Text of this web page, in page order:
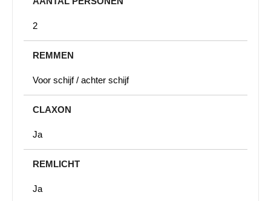
2
REMMEN
Voor schijf / achter schijf
CLAXON
Ja
REMLICHT
Ja